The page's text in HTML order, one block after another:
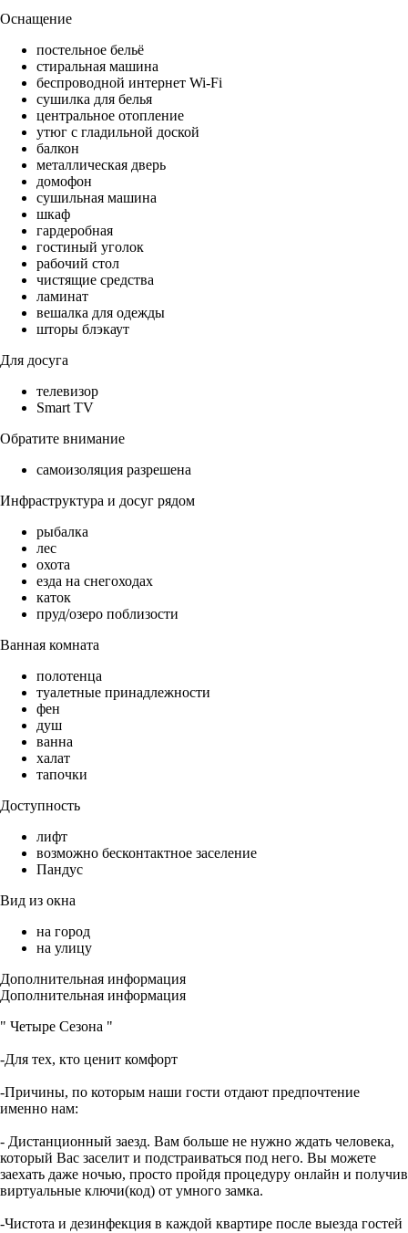
Оснащение
постельное бельё
стиральная машина
беспроводной интернет Wi-Fi
сушилка для белья
центральное отопление
утюг с гладильной доской
балкон
металлическая дверь
домофон
сушильная машина
шкаф
гардеробная
гостиный уголок
рабочий стол
чистящие средства
ламинат
вешалка для одежды
шторы блэкаут
Для досуга
телевизор
Smart TV
Обратите внимание
самоизоляция разрешена
Инфраструктура и досуг рядом
рыбалка
лес
охота
езда на снегоходах
каток
пруд/озеро поблизости
Ванная комната
полотенца
туалетные принадлежности
фен
душ
ванна
халат
тапочки
Доступность
лифт
возможно бесконтактное заселение
Пандус
Вид из окна
на город
на улицу
Дополнительная информация
Дополнительная информация
" Четыре Сезона "
-Для тех, кто ценит комфорт
-Причины, по которым наши гости отдают предпочтение
именно нам:
- Дистанционный заезд. Вам больше не нужно ждать человека,
который Вас заселит и подстраиваться под него. Вы можете
заехать даже ночью, просто пройдя процедуру онлайн и получив
виртуальные ключи(код) от умного замка.
-Чистота и дезинфекция в каждой квартире после выезда гостей